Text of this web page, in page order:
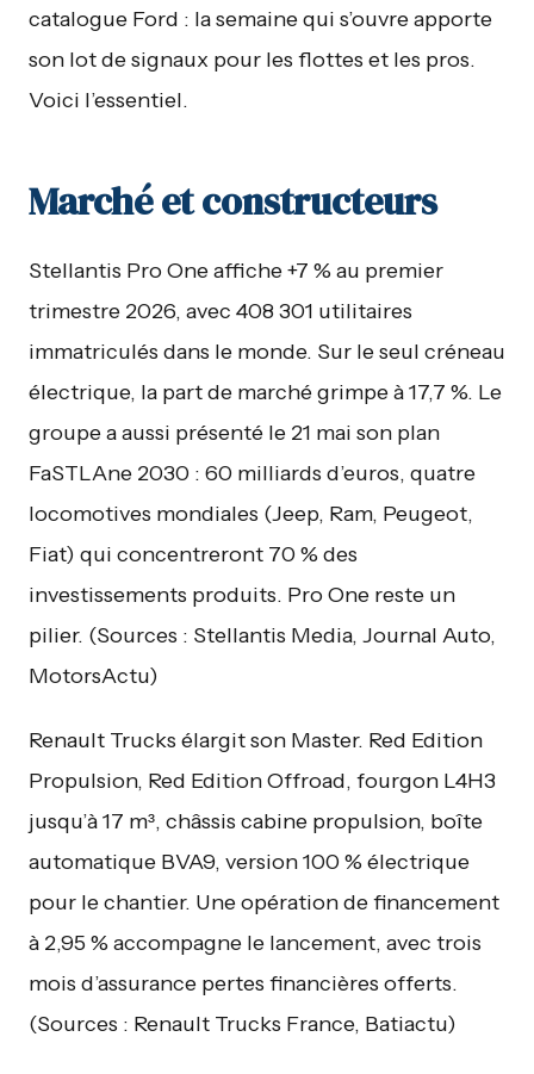
catalogue Ford : la semaine qui s’ouvre apporte
son lot de signaux pour les flottes et les pros.
Voici l’essentiel.
Marché et constructeurs
Stellantis Pro One affiche +7 % au premier
trimestre 2026, avec 408 301 utilitaires
immatriculés dans le monde. Sur le seul créneau
électrique, la part de marché grimpe à 17,7 %. Le
groupe a aussi présenté le 21 mai son plan
FaSTLAne 2030 : 60 milliards d’euros, quatre
locomotives mondiales (Jeep, Ram, Peugeot,
Fiat) qui concentreront 70 % des
investissements produits. Pro One reste un
pilier. (Sources : Stellantis Media, Journal Auto,
MotorsActu)
Renault Trucks élargit son Master. Red Edition
Propulsion, Red Edition Offroad, fourgon L4H3
jusqu’à 17 m³, châssis cabine propulsion, boîte
automatique BVA9, version 100 % électrique
pour le chantier. Une opération de financement
à 2,95 % accompagne le lancement, avec trois
mois d’assurance pertes financières offerts.
(Sources : Renault Trucks France, Batiactu)